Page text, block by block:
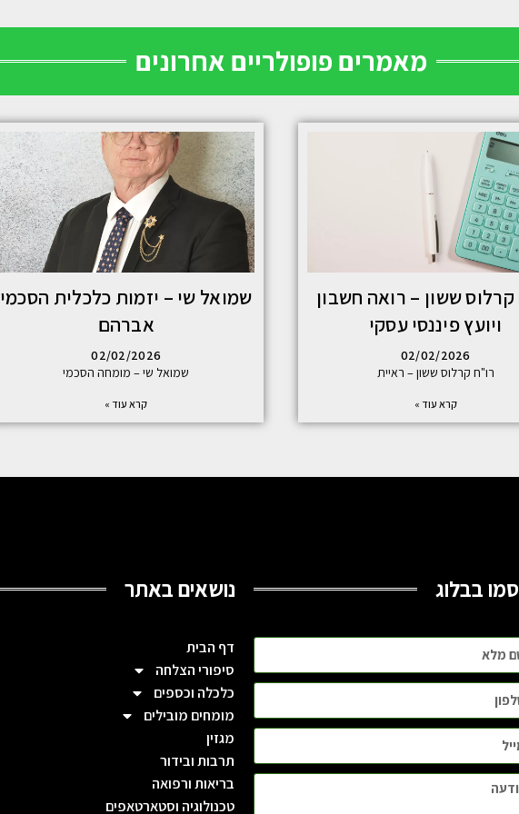
מאמרים פופולריים אחרונים
ששון – רואה חשבון
ויועץ פיננסי עסקי
02/02/2026
רו"ח קרלוס ששון – ראיית
קרא עוד »
שמואל שי – יזמות כלכלית הסכמי
אברהם
02/02/2026
שמואל שי – מומחה הסכמי
קרא עוד »
בבלוג נושאים באתר
דף הבית
סיפורי הצלחה
כלכלה וכספים
מומחים מובילים
מגזין
תרבות ובידור
בריאות ורפואה
טכנולוגיה וסטארטאפים